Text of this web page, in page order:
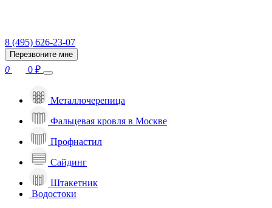
8 (495) 626-23-07
Перезвоните мне
0 0 ₽
Металлочерепица
Фальцевая кровля в Москве
Профнастил
Сайдинг
Штакетник
Водостоки